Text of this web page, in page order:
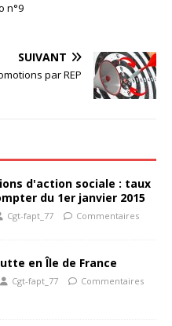
n°9
SUIVANT
par REP
d'action sociale : taux
du 1er janvier 2015
Cgt-fapt_77
Commentaires
en Île de France
Cgt-fapt_77
Commentaires